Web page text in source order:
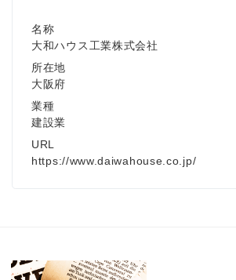
名称
大和ハウス工業株式会社
所在地
大阪府
業種
建設業
URL
https://www.daiwahouse.co.jp/